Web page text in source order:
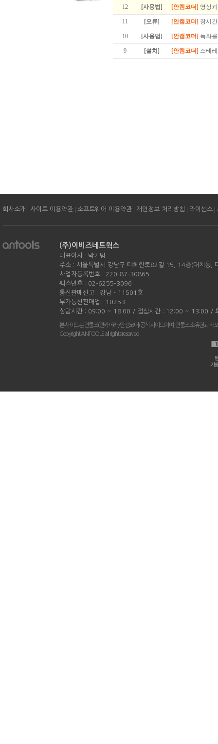
12 [사용법] [안캠코더] 영상
11 [오류] [안캠코더] 장시
10 [사용법] [안캠코더] 녹화
9 [설치] [안캠코더] 스테
회사소개 | 사이트 이용약관 | 소프트웨어 이용약관 | 개인정보 처리방침 | 라이센스 |
(주)이비즈네트웍스
대표이사 : 박기범
주소 : 서울특별시 강남구 테헤란로82길 15, 14층(대치동,
사업자등록번호 : 220-87-30865
팩스번호 : 02-6255-3096
통신판매신고 : 강남 - 11501호
부가통신판매업 : 10253
상담시간 : 09:00 ~ 18:00 / 점심시간 : 12:00 ~ 13:00 /
본 사이트는 안툴즈(안카메라/안캠코더) 공식 사이트이며, 안툴즈 소유권과 배
Copyright ANTOOLS all rights reserved.